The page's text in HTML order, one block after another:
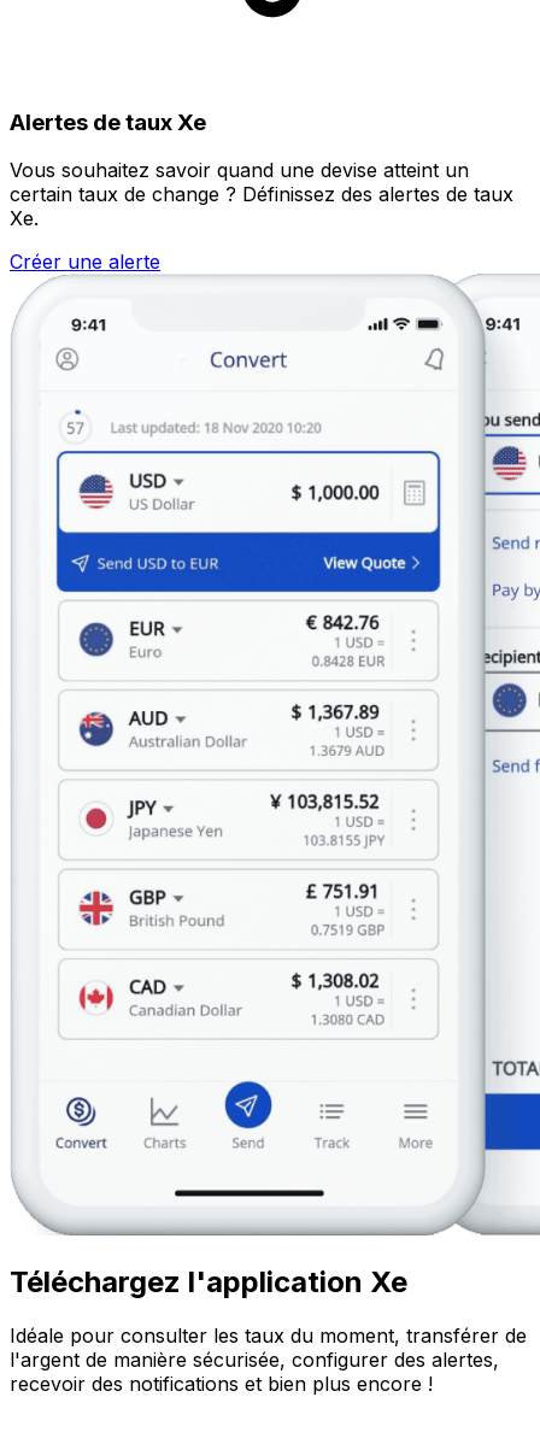
Alertes de taux Xe
Vous souhaitez savoir quand une devise atteint un
certain taux de change ? Définissez des alertes de taux
Xe.
Créer une alerte
Téléchargez l'application Xe
Idéale pour consulter les taux du moment, transférer de
l'argent de manière sécurisée, configurer des alertes,
recevoir des notifications et bien plus encore !